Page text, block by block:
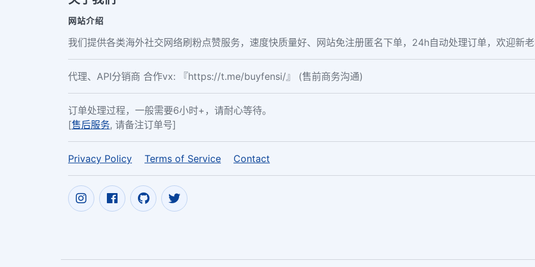
网站介绍
我们提供各类海外社交网络刷粉点赞服务，速度快质量好、网站免注册匿名下单，24h自动处理订单，欢迎新老
代理、API分销商 合作vx: 『https://t.me/buyfensi/』 (售前商务沟通)
订单处理过程，一般需要6小时+，请耐心等待。
[售后服务, 请备注订单号]
Privacy Policy Terms of Service Contact